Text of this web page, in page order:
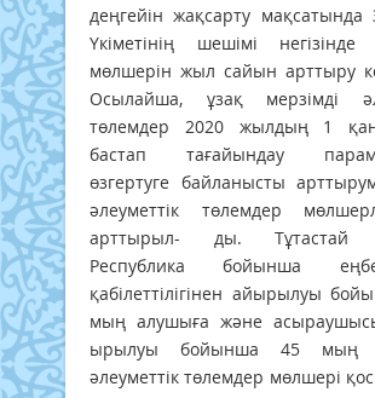
деңгейін жақсарту мақсатында
Үкіметінің шешімі
мөлшерін жыл сайын арттыру
Осылайша, ұзақ мерзімді
төлемдер 2020 жылдың 1
бастап тағайындау
өзгертуге байланысты
әлеуметтік төлемдер
арттырыл- ды. Тұтастай
Республика бойынша
қабілеттілігінен айырылуы
мың алушыға және
ырылуы бойынша 45 мың
әлеуметтік төлемдер мөлшері